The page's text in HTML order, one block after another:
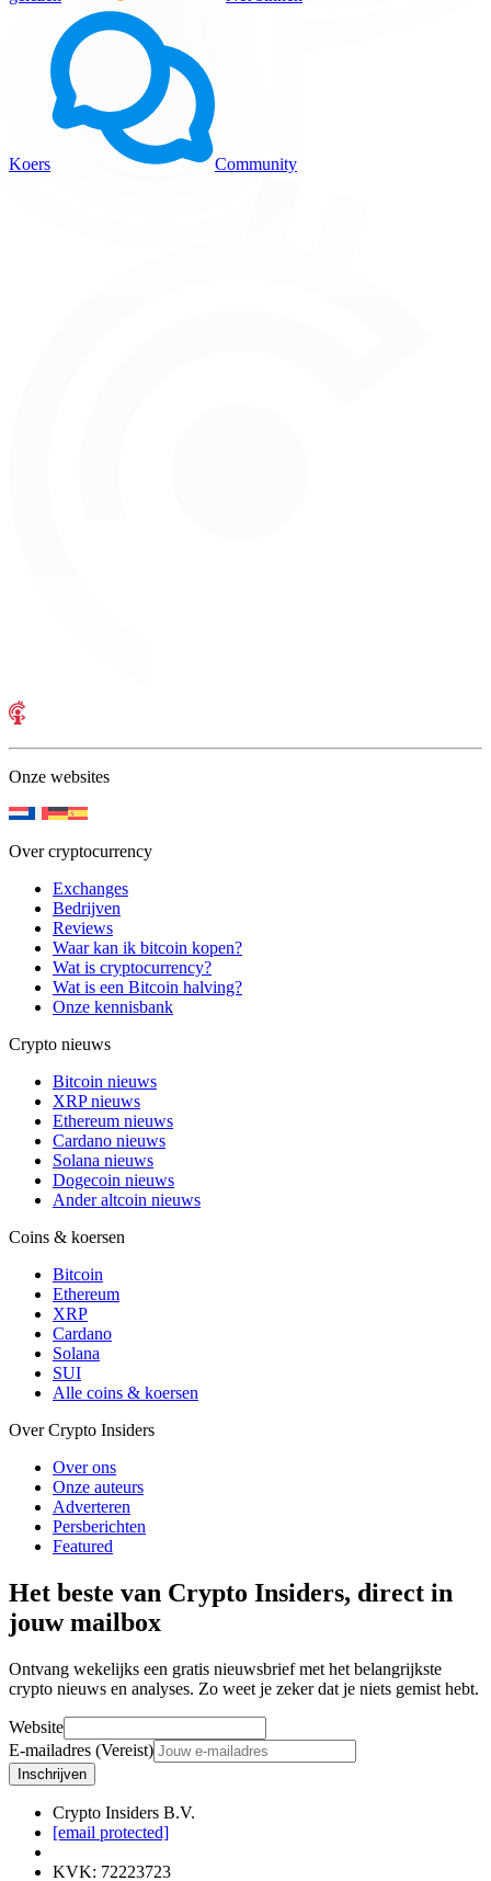
Koers Community
Onze websites
Over cryptocurrency
Exchanges
Bedrijven
Reviews
Waar kan ik bitcoin kopen?
Wat is cryptocurrency?
Wat is een Bitcoin halving?
Onze kennisbank
Crypto nieuws
Bitcoin nieuws
XRP nieuws
Ethereum nieuws
Cardano nieuws
Solana nieuws
Dogecoin nieuws
Ander altcoin nieuws
Coins & koersen
Bitcoin
Ethereum
XRP
Cardano
Solana
SUI
Alle coins & koersen
Over Crypto Insiders
Over ons
Onze auteurs
Adverteren
Persberichten
Featured
Het beste van Crypto Insiders, direct in
jouw mailbox
Ontvang wekelijks een gratis nieuwsbrief met het belangrijkste
crypto nieuws en analyses. Zo weet je zeker dat je niets gemist hebt.
Website
E-mailadres (Vereist)
Inschrijven
Crypto Insiders B.V.
[email protected]
KVK: 72223723